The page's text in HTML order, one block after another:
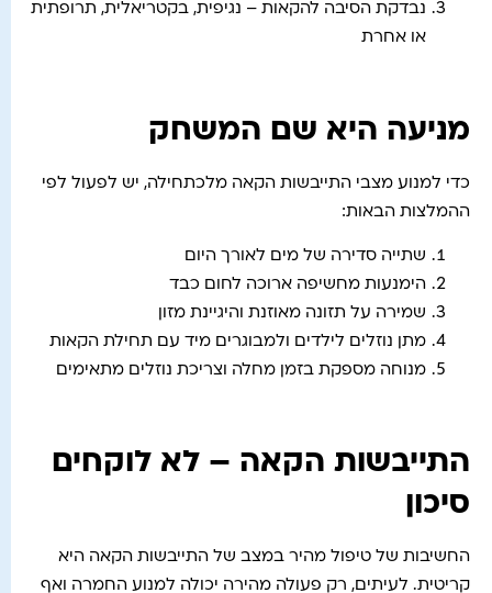
נבדקת הסיבה להקאות – נגיפית, בקטריאלית, תרופתית
או אחרת
מניעה היא שם המשחק
כדי למנוע מצבי התייבשות הקאה מלכתחילה, יש לפעול לפי
ההמלצות הבאות:
שתייה סדירה של מים לאורך היום
הימנעות מחשיפה ארוכה לחום כבד
שמירה על תזונה מאוזנת והיגיינת מזון
מתן נוזלים לילדים ולמבוגרים מיד עם תחילת הקאות
מנוחה מספקת בזמן מחלה וצריכת נוזלים מתאימים
התייבשות הקאה – לא לוקחים
סיכון
החשיבות של טיפול מהיר במצב של התייבשות הקאה היא
קריטית. לעיתים, רק פעולה מהירה יכולה למנוע החמרה ואף